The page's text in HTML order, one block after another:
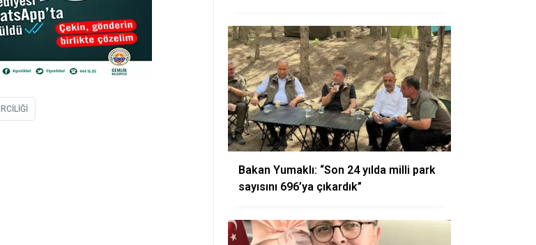
Bakan Yumaklı: “Son 24 yılda milli park
sayısını 696’ya çıkardık”